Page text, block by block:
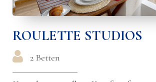
ROULETTE STUDIOS
2 Betten